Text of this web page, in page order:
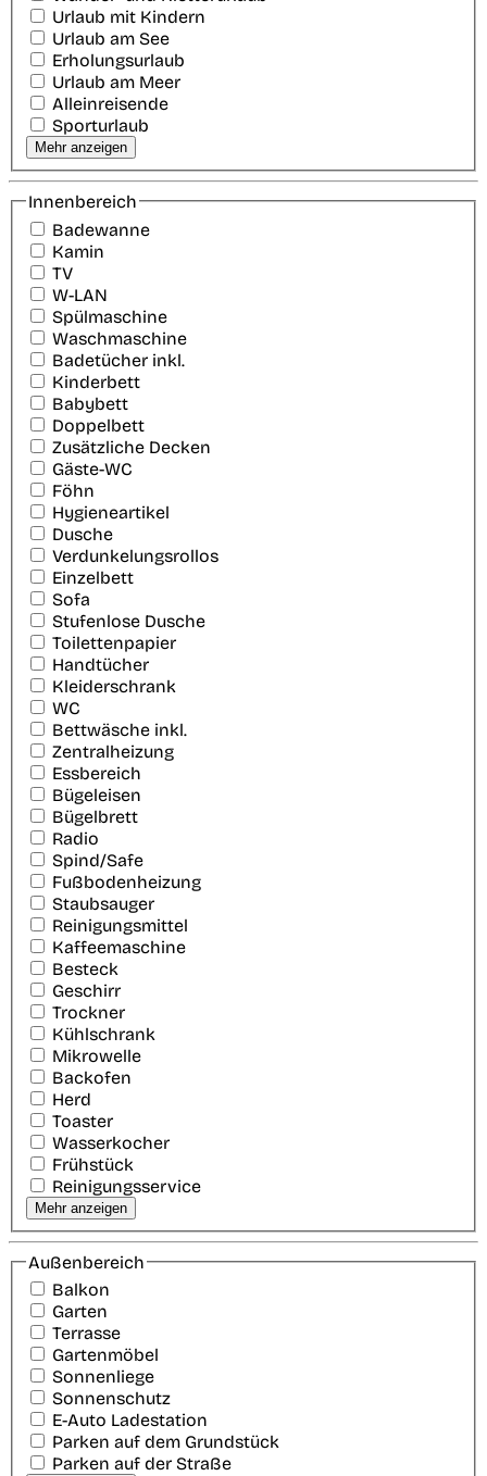
Urlaub mit Kindern
Urlaub am See
Erholungsurlaub
Urlaub am Meer
Alleinreisende
Sporturlaub
Mehr anzeigen
Innenbereich
Badewanne
Kamin
TV
W-LAN
Spülmaschine
Waschmaschine
Badetücher inkl.
Kinderbett
Babybett
Doppelbett
Zusätzliche Decken
Gäste-WC
Föhn
Hygieneartikel
Dusche
Verdunkelungsrollos
Einzelbett
Sofa
Stufenlose Dusche
Toilettenpapier
Handtücher
Kleiderschrank
WC
Bettwäsche inkl.
Zentralheizung
Essbereich
Bügeleisen
Bügelbrett
Radio
Spind/Safe
Fußbodenheizung
Staubsauger
Reinigungsmittel
Kaffeemaschine
Besteck
Geschirr
Trockner
Kühlschrank
Mikrowelle
Backofen
Herd
Toaster
Wasserkocher
Frühstück
Reinigungsservice
Mehr anzeigen
Außenbereich
Balkon
Garten
Terrasse
Gartenmöbel
Sonnenliege
Sonnenschutz
E-Auto Ladestation
Parken auf dem Grundstück
Parken auf der Straße